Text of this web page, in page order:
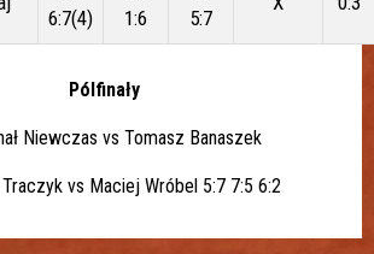
6:7(4)
1:6
5:7
Pólfinały
Niewczas vs Tomasz Banaszek
vs Maciej Wróbel 5:7 7:5 6:2